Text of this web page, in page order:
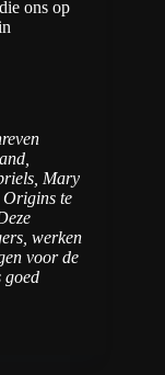
ons op
Mary
te
werken
voor de
goed